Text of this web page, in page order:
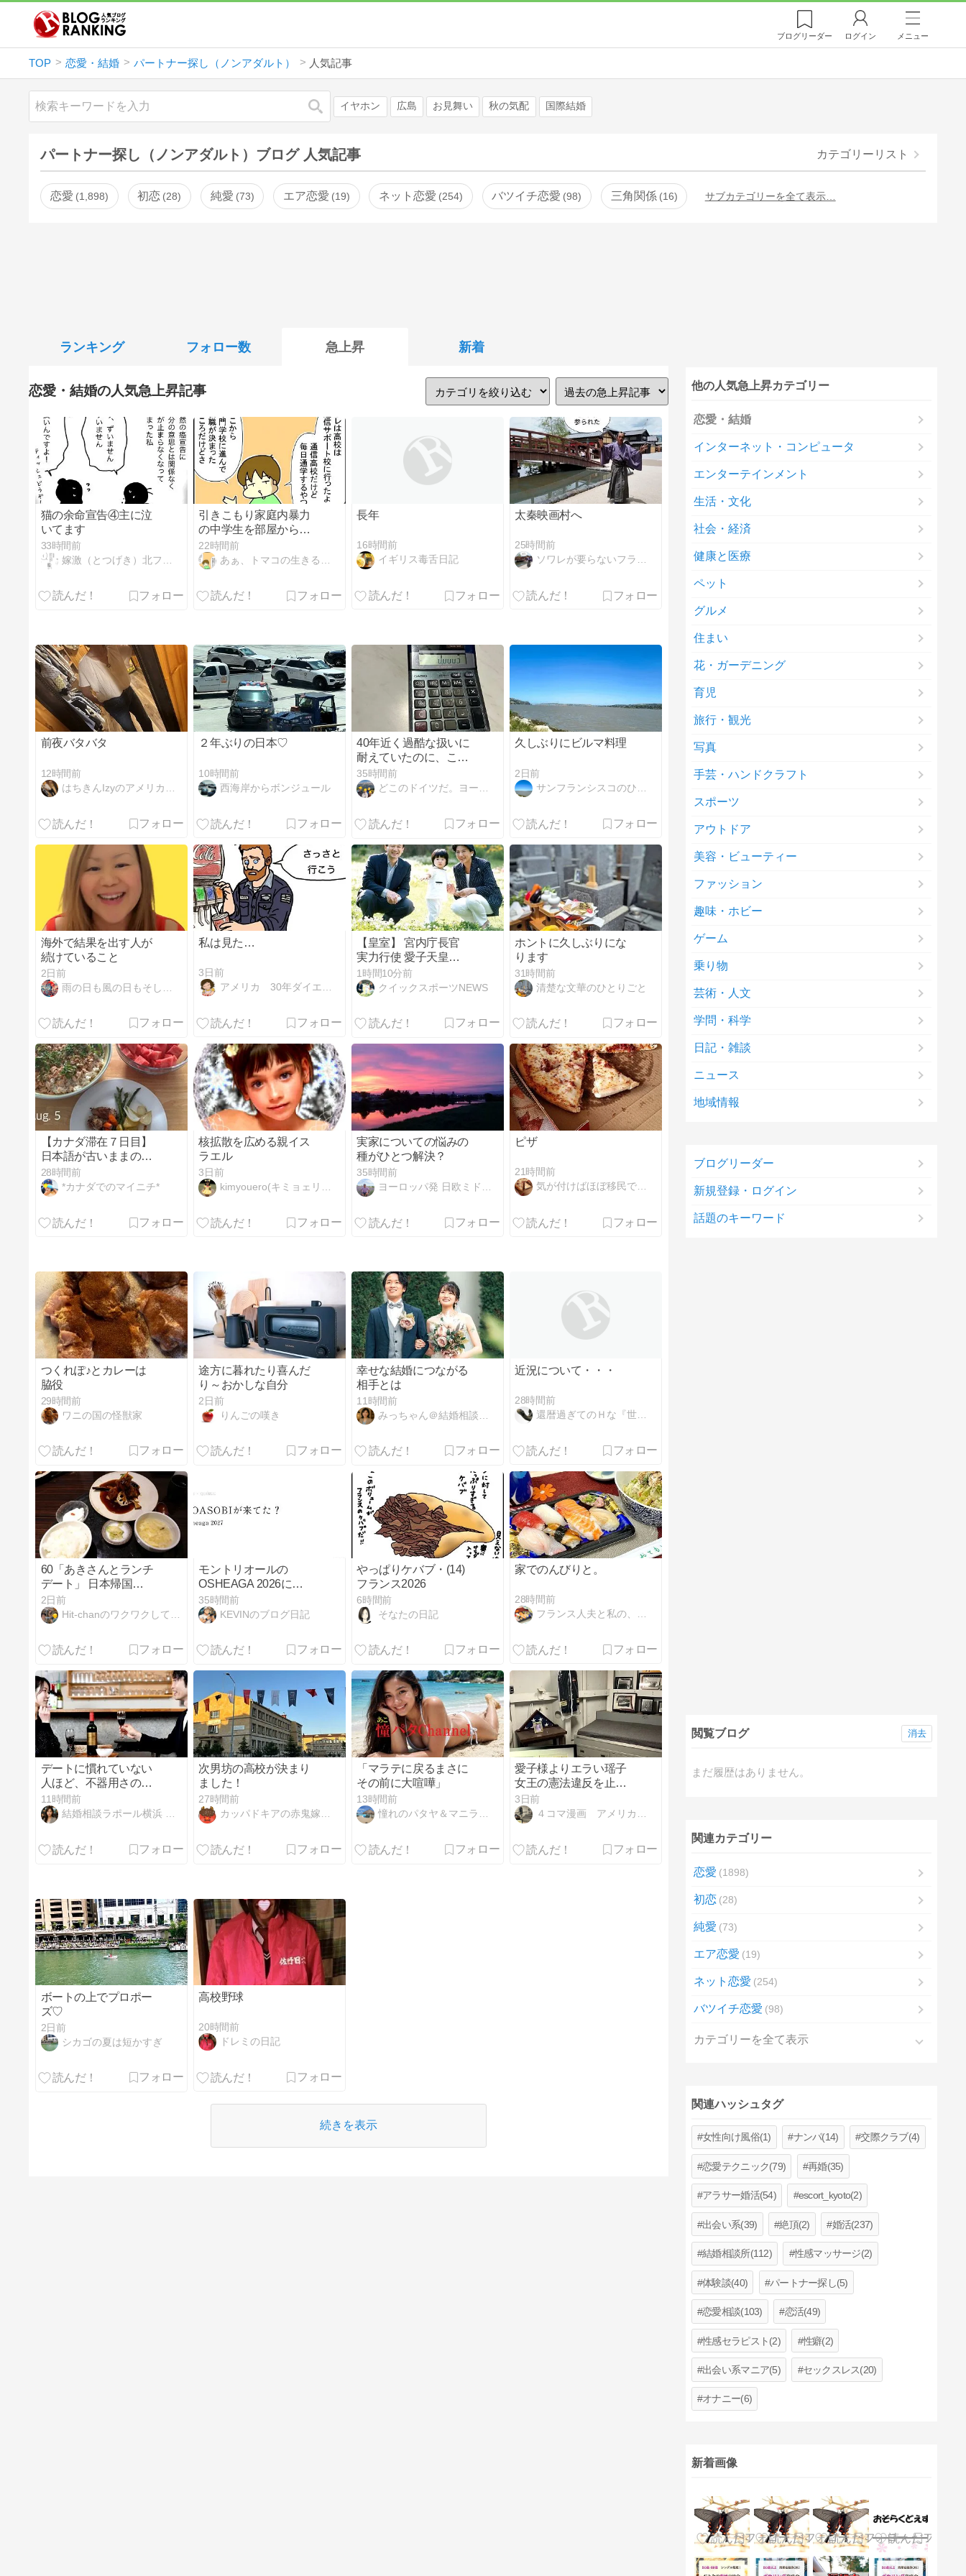
ブログリーダー ログイン メニュー
TOP 恋愛・結婚 パートナー探し（ノンアダルト） 人気記事
検索 イヤホン 広島 お見舞い 秋の気配 国際結婚
パートナー探し（ノンアダルト）ブログ 人気記事 カテゴリーリスト
恋愛 1,898 初恋 28 純愛 73 エア恋愛 19 ネット恋愛 254 バツイチ恋愛 98 三角関係 16 サブカテゴリーを全て表示…
ランキング フォロー数 急上昇 新着
恋愛・結婚の人気急上昇記事
猫の余命宣告④主に泣
いてます
33時間前
嫁激（とつげき）北フランス家族
引きこもり家庭内暴力
の中学生を部屋から出
した話⑩
22時間前
あぁ、トマコの生きる道【マンガ】
長年
16時間前
イギリス毒舌日記
太秦映画村へ
25時間前
ソワレが要らないフランス暮らし
前夜バタバタ
12時間前
はちきんIzyのアメリカ丼 Part２
２年ぶりの日本♡
10時間前
西海岸からボンジュール
40年近く過酷な扱いに
耐えていたのに、ここ
にきて、、、
35時間前
どこのドイツだ。ヨーチワだった！
久しぶりにビルマ料理
2日前
サンフランシスコのひとりごと...３
海外で結果を出す人が
続けていること
2日前
雨の日も風の日もそして晴れの日も！ IN アメリカ
私は見た…
3日前
アメリカ 30年ダイエット失敗家族
【皇室】 宮内庁長官
実力行使 愛子天皇実
現へ！
1時間10分前
クイックスポーツNEWS
ホントに久しぶりにな
ります
31時間前
清楚な文華のひとりごと
【カナダ滞在７日目】
日本語が古いままのマ
ザー←アップデートの
必要性を感じた瞬間
28時間前
*カナダでのマイニチ*
核拡散を広める親イス
ラエル
3日前
kimyouero(キミョェリィョ)
実家についての悩みの
種がひとつ解決？
35時間前
ヨーロッパ発 日欧ミドルGAYカップルのツレ連れ日記
ピザ
21時間前
気が付けばほぼ移民です。
つくれぽ♪とカレーは
脇役
29時間前
ワニの国の怪獣家
途方に暮れたり喜んだ
り～おかしな自分
2日前
りんごの嘆き
幸せな結婚につながる
相手とは
11時間前
みっちゃん＠結婚相談ラポール横浜
近況について・・・
28時間前
還暦過ぎてのＨな『世迷い言』
60「あきさんとランチ
デート」 日本帰国日
記2026年 ("Lunch Date
with Aki" Japan Trip
2026)
2日前
Hit-chanのワクワクしてるよ！
モントリオールの
OSHEAGA 2026に
YOASOBIが来てた！
行けばよかったかも
35時間前
KEVINのブログ日記
やっぱりケバブ・(14)
フランス2026
6時間前
そなたの日記
家でのんびりと。
28時間前
フランス人夫と私の、ぬぼ〜んな毎日
デートに慣れていない
人ほど、不器用さの裏
に目を向けよう
11時間前
結婚相談ラポール横浜 幸せな結婚へと導くお手伝いをいたします
次男坊の高校が決まり
ました！
27時間前
カッパドキアの赤鬼嫁日記
「マラテに戻るまさに
その前に大喧嘩」
13時間前
憧れのパタヤ＆マニラ・ライフ
愛子様よりエラい瑶子
女王の憲法違反を止め
よう。戦艦アイオワの
英雄部屋や貴賓室。
3日前
４コマ漫画 アメリカは今日もアレだった
ボートの上でプロポー
ズ♡
2日前
シカゴの夏は短かすぎ
高校野球
20時間前
ドレミの日記
続きを表示
他の人気急上昇カテゴリー
恋愛・結婚
インターネット・コンピュータ
エンターテインメント
生活・文化
社会・経済
健康と医療
ペット
グルメ
住まい
花・ガーデニング
育児
旅行・観光
写真
手芸・ハンドクラフト
スポーツ
アウトドア
美容・ビューティー
ファッション
趣味・ホビー
ゲーム
乗り物
芸術・人文
学問・科学
日記・雑談
ニュース
地域情報
ブログリーダー
新規登録・ログイン
話題のキーワード
閲覧ブログ
まだ履歴はありません。
消去
関連カテゴリー
恋愛 1898
初恋 28
純愛 73
エア恋愛 19
ネット恋愛 254
バツイチ恋愛 98
カテゴリーを全て表示
関連ハッシュタグ
女性向け風俗(1) ナンパ(14) 交際クラブ(4)
恋愛テクニック(79) 再婚(35)
アラサー婚活(54) escort_kyoto(2)
出会い系(39) 絶頂(2) 婚活(237)
結婚相談所(112) 性感マッサージ(2)
体験談(40) パートナー探し(5)
恋愛相談(103) 恋活(49)
性感セラピスト(2) 性癖(2)
出会い系マニア(5) セックスレス(20)
オナニー(6)
新着画像